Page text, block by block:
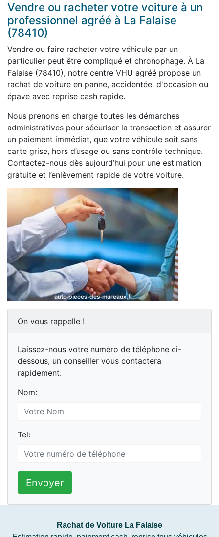
Vendre ou racheter votre voiture à un
professionnel agréé à La Falaise
(78410)
Vendre ou faire racheter votre véhicule par un
particulier peut être compliqué et chronophage. À La
Falaise (78410), notre centre VHU agréé propose un
rachat de voiture en panne, accidentée, d'occasion ou
épave avec reprise cash rapide.
Nous prenons en charge toutes les démarches
administratives pour sécuriser la transaction et assurer
un paiement immédiat, que votre véhicule soit sans
carte grise, hors d’usage ou sans contrôle technique.
Contactez-nous dès aujourd’hui pour une estimation
gratuite et l’enlèvement rapide de votre voiture.
On vous rappelle !
Laissez-nous votre numéro de téléphone ci-
dessous, un conseiller vous contactera
rapidement.
Nom:
Tel:
Envoyer
Rachat de Voiture La Falaise